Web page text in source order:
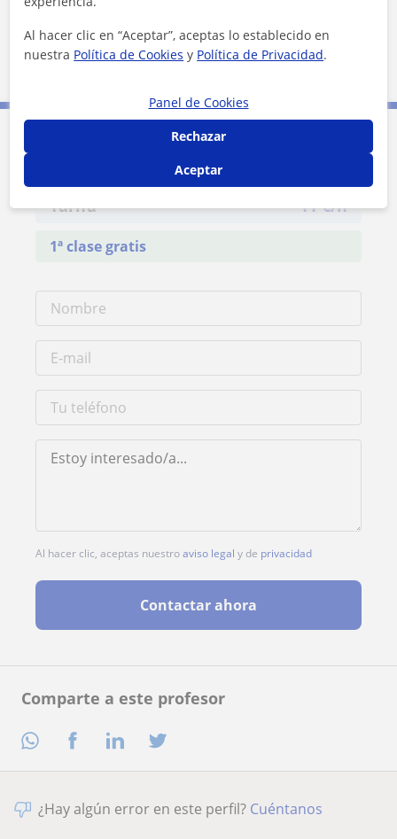
Comparte a este profesor
2 km
Tarifa 11€/h
1ª clase gratis
Al hacer clic, aceptas nuestroaviso legal y de privacidad
Contactar ahora
¿Hay algún error en este perfil? Cuéntanos
Al hacer clic en “Aceptar”, aceptas lo establecido en
nuestra Política de Cookies y Política de Privacidad.
Panel de Cookies
Rechazar
Aceptar